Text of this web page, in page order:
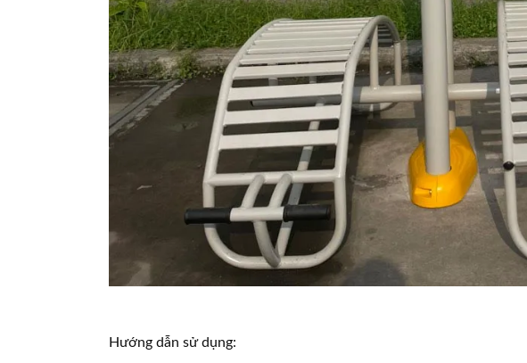
Hướng dẫn sử dụng: